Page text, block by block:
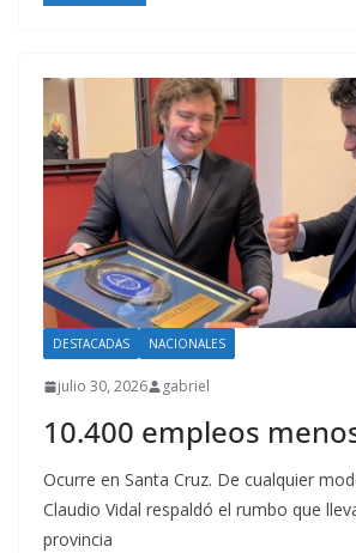
DESTACADAS NACIONALES
julio 30, 2026 gabriel
10.400 empleos
Ocurre en Santa Cruz. De cualquier
Claudio Vidal respaldó el rumbo que
provincia